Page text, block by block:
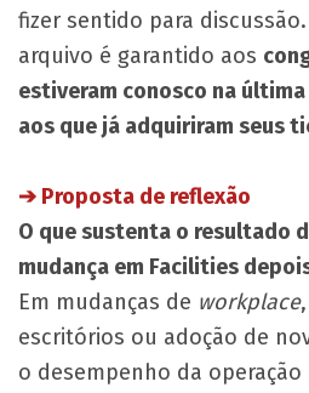
fizer sentido para
arquivo é garantido aos
estiveram conosco na
aos que já adquiriram seus
➔ Proposta de reflexão
O que sustenta o resultado
mudança em Facilities
Em mudanças de workplace
escritórios ou adoção de
o desempenho da